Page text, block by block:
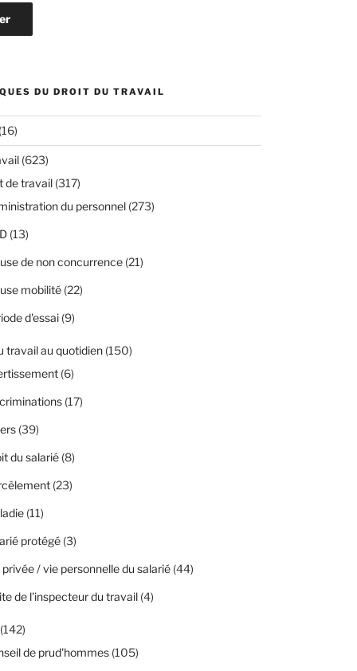
DU DROIT DU TRAVAIL
(623)
de travail(317)
du personnel(273)
(13)
de non concurrence(21)
mobilité(22)
d'essai(9)
travail au quotidien(150)
(6)
(17)
(39)
du salarié(8)
(23)
(11)
protégé(3)
/ vie personnelle du salarié(44)
de l'inspecteur du travail(4)
de prud'hommes(105)